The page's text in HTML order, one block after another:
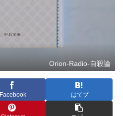
Orion-Radio-自殺論
Facebook はてブ